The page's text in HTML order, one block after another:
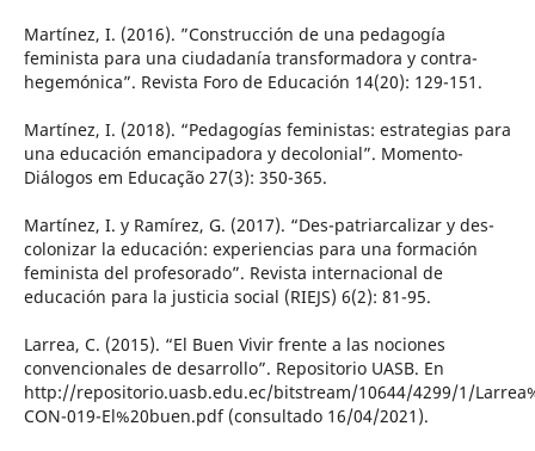
Martínez, I. (2016). ”Construcción de una pedagogía
feminista para una ciudadanía transformadora y contra-
hegemónica”. Revista Foro de Educación 14(20): 129-151.
Martínez, I. (2018). “Pedagogías feministas: estrategias para
una educación emancipadora y decolonial”. Momento-
Diálogos em Educação 27(3): 350-365.
Martínez, I. y Ramírez, G. (2017). “Des-patriarcalizar y des-
colonizar la educación: experiencias para una formación
feminista del profesorado”. Revista internacional de
educación para la justicia social (RIEJS) 6(2): 81-95.
Larrea, C. (2015). “El Buen Vivir frente a las nociones
convencionales de desarrollo”. Repositorio UASB. En
http://repositorio.uasb.edu.ec/bitstream/10644/4299/1/
CON-019-El%20buen.pdf (consultado 16/04/2021).